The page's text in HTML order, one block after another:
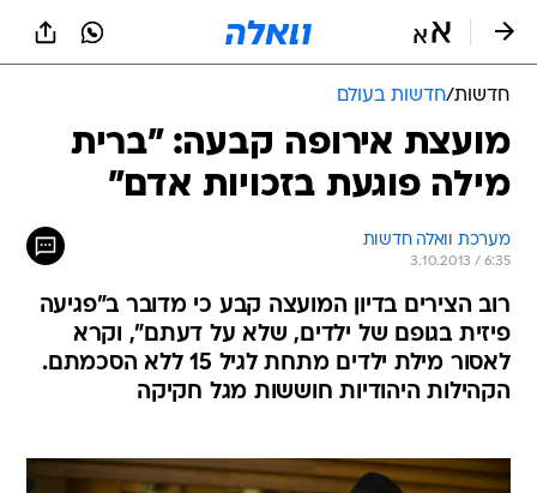
חדשות/חדשות בעולם
מועצת אירופה קבעה: "ברית
מילה פוגעת בזכויות אדם"
מערכת וואלה חדשות
3.10.2013 / 6:35
רוב הצירים בדיון המועצה קבע כי מדובר ב"פגיעה
פיזית בגופם של ילדים, שלא על דעתם", וקרא
לאסור מילת ילדים מתחת לגיל 15 ללא הסכמתם.
הקהילות היהודיות חוששות מגל חקיקה